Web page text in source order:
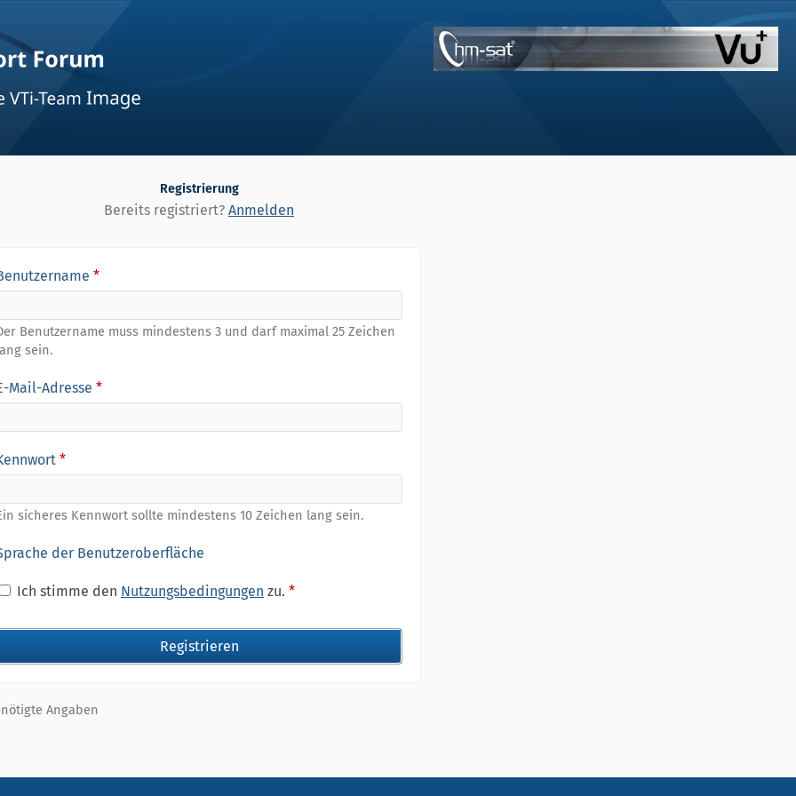
Registrierung
Bereits registriert? Anmelden
*
Benutzername muss mindestens 3 und darf maximal 25 Zeichen
sein.
Mail-Adresse *
*
sicheres Kennwort sollte mindestens 10 Zeichen lang sein.
der Benutzeroberfläche
Ich stimme den Nutzungsbedingungen zu. *
Angaben